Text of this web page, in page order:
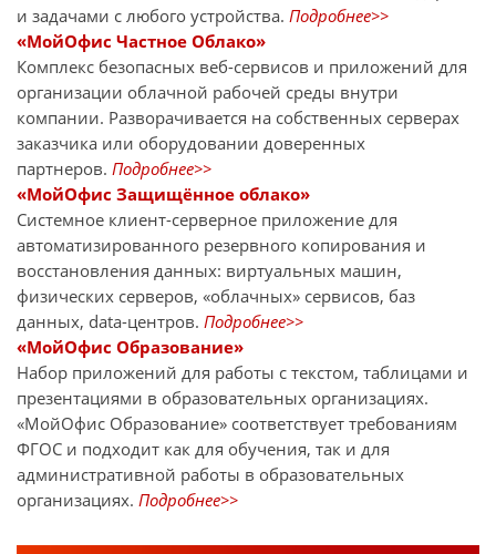
и задачами с любого устройства. Подробнее>>
«МойОфис Частное Облако»
Комплекс безопасных веб-сервисов и приложений для
организации облачной рабочей среды внутри
компании. Разворачивается на собственных серверах
заказчика или оборудовании доверенных
партнеров. Подробнее>>
«МойОфис Защищённое облако»
Системное клиент-серверное приложение для
автоматизированного резервного копирования и
восстановления данных: виртуальных машин,
физических серверов, «облачных» сервисов, баз
данных, data-центров. Подробнее>>
«МойОфис Образование»
Набор приложений для работы с текстом, таблицами и
презентациями в образовательных организациях.
«МойОфис Образование» соответствует требованиям
ФГОС и подходит как для обучения, так и для
административной работы в образовательных
организациях. Подробнее>>